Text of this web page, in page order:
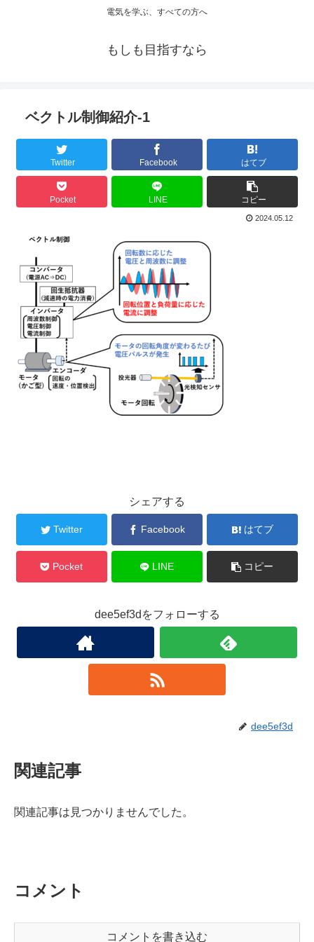
電気を学ぶ、すべての方へ
もしも目指すなら
ベクトル制御紹介-1
Twitter Facebook はてブ
Pocket LINE コピー
2024.05.12
シェアする
Twitter Facebook はてブ
Pocket LINE コピー
dee5ef3dをフォローする
dee5ef3d
関連記事
関連記事は見つかりませんでした。
コメント
コメントを書き込む